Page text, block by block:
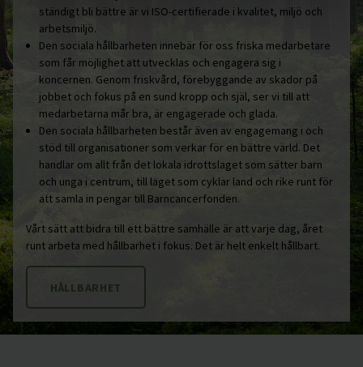
ständigt bli bättre är vi ISO-certifierade i kvalitet, miljö och
arbetsmiljö.
Den sociala hållbarheten innebär för oss friska medarbetare
som får möjlighet att utvecklas och engagera sig i
koncernen. Genom friskvård, förebyggande av skador på
jobbet och fokus på en sund kropp och själ, ser vi till att
medarbetarna mår bra, är engagerade och glada.
Den sociala hållbarheten består även av engagemang i och
stöd till organisationer som verkar för en bättre värld. Det
handlar om allt från det lokala idrottslaget som sätter barn
och unga i centrum, till laget som cyklar land och rike runt för
att samla in pengar till Barncancerfonden.
Vårt sätt att bidra till ett bättre samhälle är att varje dag, året
runt arbeta med hållbarhet i fokus. Det är helt enkelt hållbart.
HÅLLBARHET